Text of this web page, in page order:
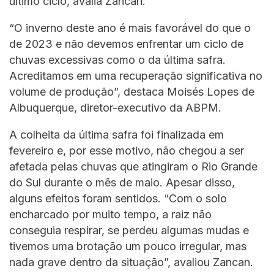
“O inverno deste ano é mais favorável do que o
de 2023 e não devemos enfrentar um ciclo de
chuvas excessivas como o da última safra.
Acreditamos em uma recuperação significativa no
volume de produção”, destaca Moisés Lopes de
Albuquerque, diretor-executivo da ABPM.
A colheita da última safra foi finalizada em
fevereiro e, por esse motivo, não chegou a ser
afetada pelas chuvas que atingiram o Rio Grande
do Sul durante o mês de maio. Apesar disso,
alguns efeitos foram sentidos. “Com o solo
encharcado por muito tempo, a raiz não
conseguia respirar, se perdeu algumas mudas e
tivemos uma brotação um pouco irregular, mas
nada grave dentro da situação”, avaliou Zancan.